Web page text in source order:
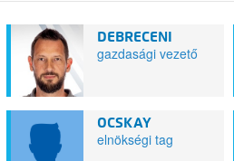
DEBRECENI
gazdasági vezető
OCSKAY
elnökségi tag